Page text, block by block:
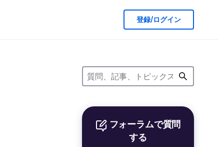
登録/ログイン
フォーラムで質問
する